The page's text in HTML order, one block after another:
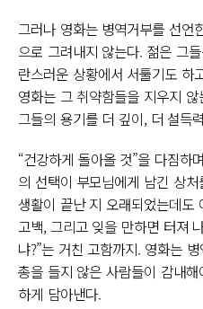
그러나 영화는 병역거부를 선언
으로 그려내지 않는다. 젊은 그
란스러운 상황에서 서툴기도 하
영화는 그 취약함들을 지우지
그들의 용기를 더 깊이, 더 설득
“건강하게 돌아올 것”을 다짐하
의 선택이 부모님에게 남긴 상
생활이 끝난 지 오래되었는데도
고백, 그리고 잊을 만하면 터져
냐?”는 거친 고함까지. 영화는
총을 들지 않은 사람들이 감내
하게 담아낸다.